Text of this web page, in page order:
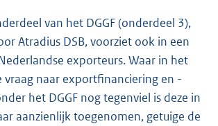
van het DGGF (onderdeel 3),
Atradius DSB, voorziet ook in een
exporteurs. Waar in het
vraag naar exportfinanciering en -
het DGGF nog tegenviel is deze in
aanzienlijk toegenomen, getuige de